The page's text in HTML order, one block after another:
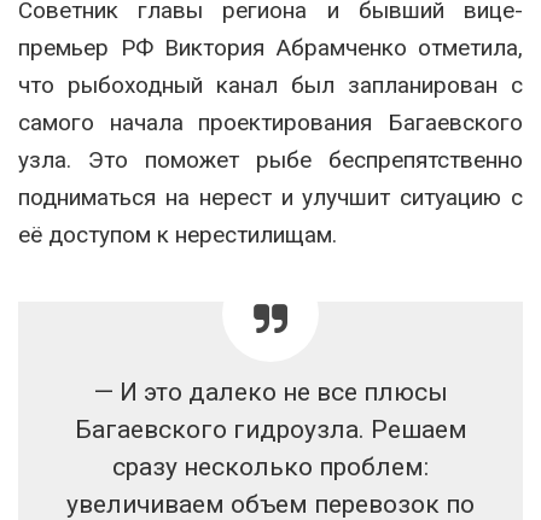
Советник главы региона и бывший вице-
премьер РФ Виктория Абрамченко отметила,
что рыбоходный канал был запланирован с
самого начала проектирования Багаевского
узла. Это поможет рыбе беспрепятственно
подниматься на нерест и улучшит ситуацию с
её доступом к нерестилищам.
— И это далеко не все плюсы
Багаевского гидроузла. Решаем
сразу несколько проблем:
увеличиваем объем перевозок по